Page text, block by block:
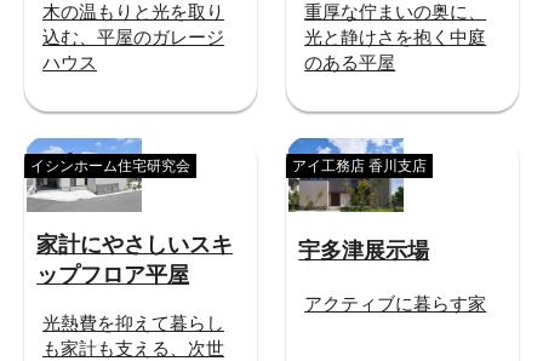
木の温もりと光を取り
込む、平屋のガレージ
ハウス
重厚な佇まいの奥に、
光と静けさを抱く中庭
のある平屋
家計にやさしいスキ
ップフロア平屋
イシンホーム住宅研究会
光熱費を抑えて暮らし
も家計も支える、次世
宇多津展示場
アイ工務店 香川支店
アクティブに暮らす家